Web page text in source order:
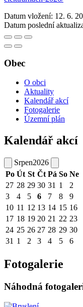
Datum vložení: 12. 6.
Datum poslední
Obec
O obci
Aktuality
Kalendář akcí
Fotogalerie
Územní plán
Kalendář akcí
Srpen2026
Po Út St Čt Pá So Ne
27 28 29 30 31 1
2
3
4 5 6 7 8
9
10 11 12 13 14 15 16
17 18 19 20 21 22 23
24 25 26 27 28 29 30
31 1 2 3 4 5 6
Fotogalerie
Náhodná